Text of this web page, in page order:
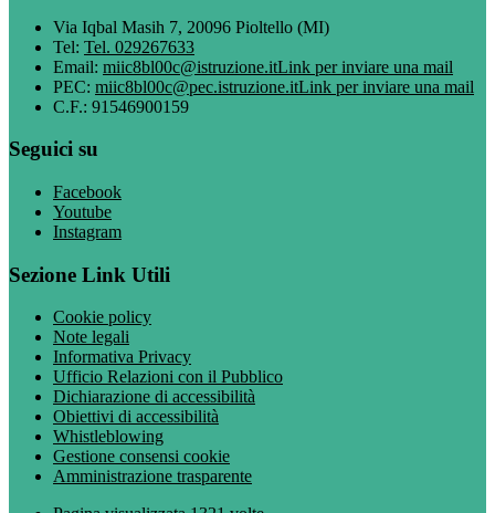
Via Iqbal Masih 7, 20096 Pioltello (MI)
Tel: Tel. 029267633
Email: miic8bl00c@istruzione.itLink per inviare una mail
PEC: miic8bl00c@pec.istruzione.itLink per inviare una mail
C.F.: 91546900159
Seguici su
Facebook
Youtube
Instagram
Sezione Link Utili
Cookie policy
Note legali
Informativa Privacy
Ufficio Relazioni con il Pubblico
Dichiarazione di accessibilità
Obiettivi di accessibilità
Whistleblowing
Gestione consensi cookie
Amministrazione trasparente